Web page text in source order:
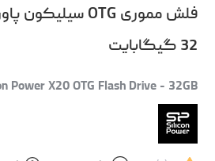
32 گیگابایت
Power X20 OTG Flash Drive - 32GB